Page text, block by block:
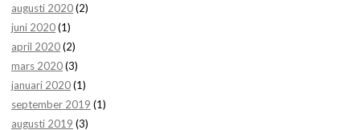
augusti 2020(2)
juni 2020(1)
april 2020(2)
mars 2020(3)
januari 2020(1)
september 2019 (1)
augusti 2019 (3)